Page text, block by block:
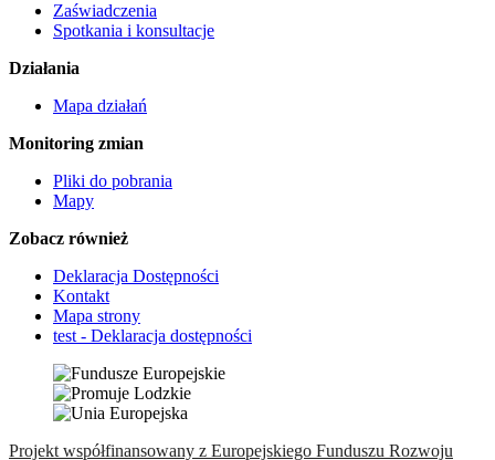
Zaświadczenia
Spotkania i konsultacje
Działania
Mapa działań
Monitoring zmian
Pliki do pobrania
Mapy
Zobacz również
Deklaracja Dostępności
Kontakt
Mapa strony
test - Deklaracja dostępności
Projekt współfinansowany z Europejskiego Funduszu Rozwoju